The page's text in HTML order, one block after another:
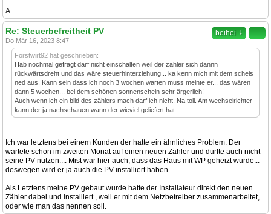
A.
beihei ↓
Re: Steuerbefreitheit PV
Do Mär 16, 2023 8:47
Forstwirt92 hat geschrieben:
Hab nochmal gefragt darf nicht einschalten weil der zähler sich dannn
rückwärtsdreht und das wäre steuerhinterziehung... ka kenn mich mit dem scheis
ned aus. Kann sein dass ich noch 3 wochen warten muss meinte er... das wären
dann 5 wochen... bei dem schönen sonnenschein sehr ärgerlich!
Auch wenn ich ein bild des zählers mach darf ich nicht. Na toll. Am wechselrichter
kann der ja nachschauen wann der wieviel geliefert hat...
Ich war letztens bei einem Kunden der hatte ein ähnliches Problem. Der
wartete schon im zweiten Monat auf einen neuen Zähler und durfte auch nicht
seine PV nutzen.... Mist war hier auch, dass das Haus mit WP geheizt wurde...
deswegen wird er ja auch die PV installiert haben....
Als Letztens meine PV gebaut wurde hatte der Installateur direkt den neuen
Zähler dabei und installiert , weil er mit dem Netzbetreiber zusammenarbeitet,
oder wie man das nennen soll.